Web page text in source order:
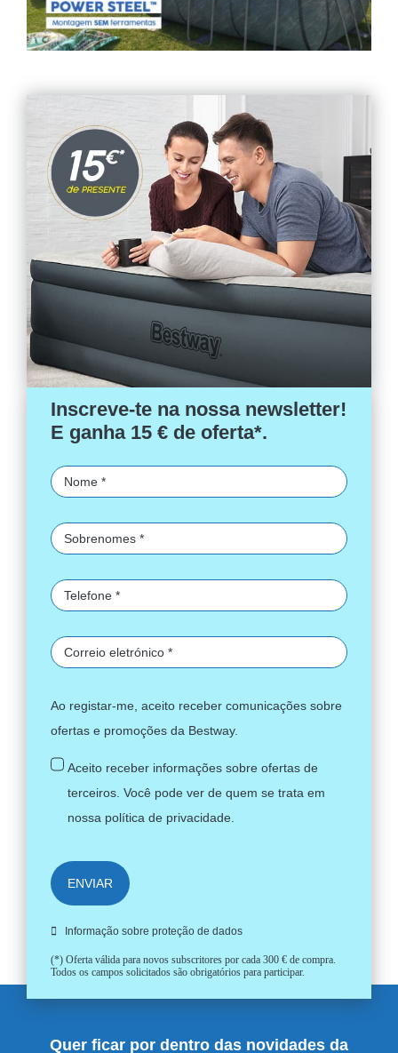
Inscreve-te na nossa newsletter!
E ganha 15 € de oferta*.
Ao registar-me, aceito receber comunicações sobre
ofertas e promoções da Bestway.
Aceito receber informações sobre ofertas de
terceiros. Você pode ver de quem se trata em
nossa política de privacidade.
ENVIAR
Informação sobre proteção de dados
(*) Oferta válida para novos subscritores por cada 300 € de compra.
Todos os campos solicitados são obrigatórios para participar.
Quer ficar por dentro das novidades da